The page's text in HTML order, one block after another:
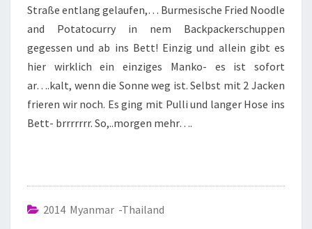
Straße entlang gelaufen,… Burmesische Fried Noodle
and Potatocurry in nem Backpackerschuppen
gegessen und ab ins Bett! Einzig und allein gibt es
hier wirklich ein einziges Manko- es ist sofort
ar….kalt, wenn die Sonne weg ist. Selbst mit 2 Jacken
frieren wir noch. Es ging mit Pulli und langer Hose ins
Bett- brrrrrrr. So,..morgen mehr….
2014 Myanmar -Thailand